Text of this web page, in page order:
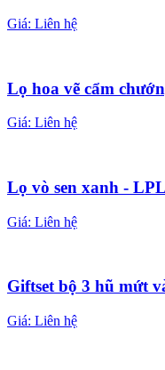
Giá: Liên hệ
Lọ hoa vẽ cẩm
Giá: Liên hệ
Lọ vò sen xanh -
Giá: Liên hệ
Giftset bộ 3 hũ mứt
Giá: Liên hệ